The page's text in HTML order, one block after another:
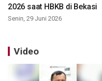
2026 saat HBKB di Bekasi
Senin, 29 Juni 2026
Video